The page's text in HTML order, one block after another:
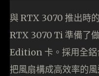
與 RTX 3070 推出時
RTX 3070 Ti 準備了
Edition 卡。採用全鋁
把風扇構成高效率的